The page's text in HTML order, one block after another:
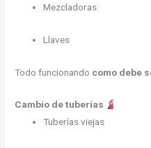
Mezcladoras
Llaves
Todo funcionando como debe
Cambio de tuberías
Tuberías viejas